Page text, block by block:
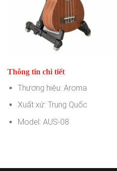
Thông tin chi tiết
Thương hiệu: Aroma
Xuất xứ: Trung Quốc
Model: AUS-08